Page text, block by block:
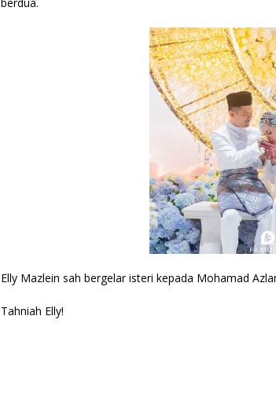
Elly Mazlein sah bergelar isteri kepada Mohamad
Tahniah Elly!